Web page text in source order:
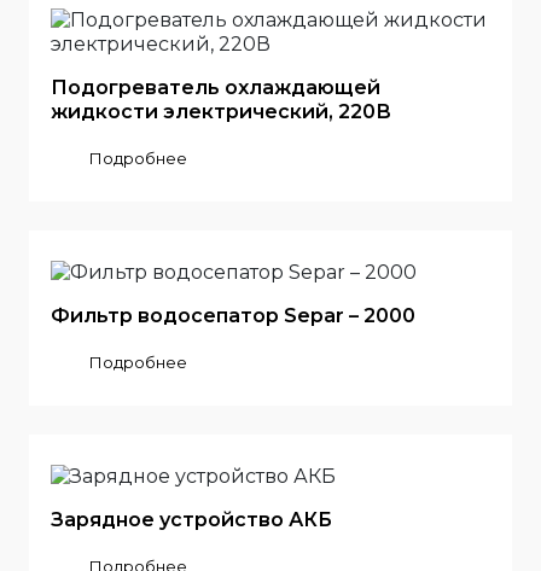
Подогреватель охлаждающей
жидкости электрический, 220В
Подробнее
Фильтр водосепатор Separ – 2000
Подробнее
Зарядное устройство АКБ
Подробнее